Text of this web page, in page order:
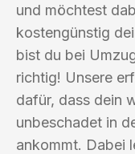
und möchtest
kostengünstig
bist du bei
richtig! Unsere
dafür, dass dein
unbeschadet in
ankommt. Dabei